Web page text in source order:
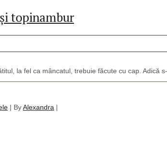
topinambur
la fel ca mâncatul, trebuie făcute cu cap. Adică
| ByAlexandra |